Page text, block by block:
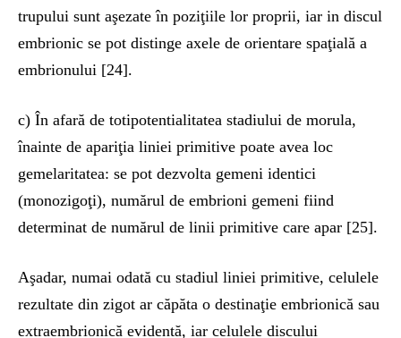
trupului sunt aşezate în poziţiile lor proprii, iar in discul
embrionic se pot distinge axele de orientare spaţială a
embrionului [24].
c) În afară de totipotentialitatea stadiului de morula,
înainte de apariţia liniei primitive poate avea loc
gemelaritatea: se pot dezvolta gemeni identici
(monozigoţi), numărul de embrioni gemeni fiind
determinat de numărul de linii primitive care apar [25].
Aşadar, numai odată cu stadiul liniei primitive, celulele
rezultate din zigot ar căpăta o destinaţie embrionică sau
extraembrionică evidentă, iar celulele discului